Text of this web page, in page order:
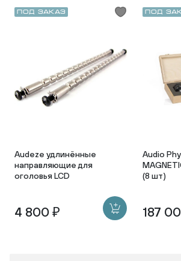
Под заказ
Audeze удлинённые
направляющие для
оголовья LCD
4 800 ₽
Под
Audio
(8 шт)
187